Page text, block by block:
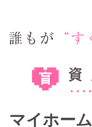
マイホー